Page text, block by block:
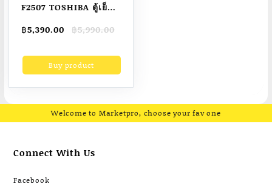
F2507 TOSHIBA ตู้เย็น
รุ่น GR-C189
฿5,990.00
Original
was:
฿5,990.00.
฿5,390.00
Current
is:
฿5,390.00.Buy product
Welcome to Marketpro, choose your fav one
Connect With Us
Facebook